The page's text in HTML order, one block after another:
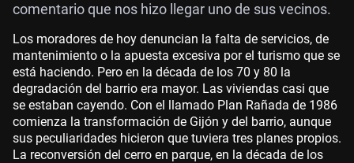
comentario que nos hizo llegar uno de sus vecinos.
Los moradores de hoy denuncian la falta de servicios, de
mantenimiento o la apuesta excesiva por el turismo que se
está haciendo. Pero en la década de los 70 y 80 la
degradación del barrio era mayor. Las viviendas casi que
se estaban cayendo. Con el llamado Plan Rañada de 1986
comienza la transformación de Gijón y del barrio, aunque
sus peculiaridades hicieron que tuviera tres planes propios.
La reconversión del cerro en parque, en la década de los